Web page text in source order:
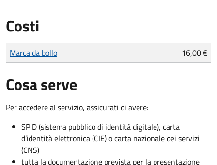
Costi
Tipo di pagamento
Importo
Marca da bollo 16,00 €
Cosa serve
Per accedere al servizio, assicurati di avere:
SPID (sistema pubblico di identità digitale), carta
d’identità elettronica (CIE) o carta nazionale dei servizi
(CNS)
tutta la documentazione prevista per la presentazione